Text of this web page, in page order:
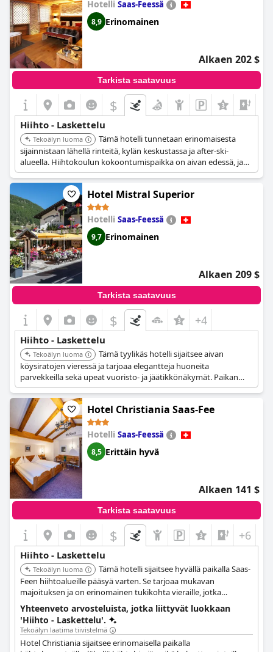
ilmaista taksipalvelua ja kuljetusta hisseille. Kaiken kaikkiaan
hotelli on hyvä valinta tasokkaaseen hiihtoviikonloppuun, ja
lisäbonuksena on ilmainen kakkubuffet hiihdon jälkeen. Yksi
asia, jossa hotelli voisi parantaa, on ajantasaisten sääkuvien
tarjoaminen hiihtoalueelta vastaanottoalueella.
Hotelli Saas-Feessä
8,9 Erinomainen
Alkaen 202 $
Tarkista saatavuus
$
Hiihto - Laskettelu
Tekoälyn luoma
Tämä hotelli tunnetaan erinomaisesta
sijainnistaan lähellä rinteitä, kylän keskustassa ja after-ski-
alueella. Hiihtokoulun kokoontumispaikka on aivan edessä, ja
suksivuokraamo on saatavilla lähistöllä. Se tarjoaa kätevän ja
nautinnollisen kokemuksen hiihtäjille.
Hotel Mistral Superior
Hotelli Saas-Feessä
9,7 Erinomainen
Alkaen 209 $
Tarkista saatavuus
$ +4
Hiihto - Laskettelu
Tekoälyn luoma
Tämä tyylikäs hotelli sijaitsee aivan
köysiratojen vieressä ja tarjoaa elegantteja huoneita
parvekkeilla sekä upeat vuoristo- ja jäätikkönäkymät. Paikan
päällä oleva ravintola tarjoilee erinomaista ruokaa, joka sopii
erinomaisesti rentoutumiseen hiihdon tai vaelluksen jälkeen. Se
tunnetaan hiljaisuudestaan ja rauhallisuudestaan.
Hotel Christiania Saas-Fee
Hotelli Saas-Feessä
8,5 Erittäin hyvä
Alkaen 141 $
Tarkista saatavuus
$ +6
Hiihto - Laskettelu
Tekoälyn luoma
Tämä hotelli sijaitsee hyvällä paikalla Saas-
Feen hiihtoalueille pääsyä varten. Se tarjoaa mukavan
majoituksen ja on erinomainen tukikohta vieraille, jotka
haluavat tutustua rinteisiin ja nauttia talviurheilusta.
Yhteenveto arvosteluista, jotka liittyvät luokkaan
'Hiihto - Laskettelu'.
Tekoälyn laatima tiivistelmä
Hotel Christiania sijaitsee erinomaisella paikalla